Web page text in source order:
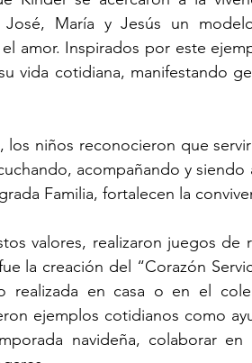
José, María y Jesús un
amor. Inspirados por este
vida cotidiana, manifestando
los niños reconocieron que
acompañando y
Familia, fortalecen la
valores, realizaron juegos de
la creación del “Corazón
realizada en casa o en el
ejemplos cotidianos como
navideña, colaborar